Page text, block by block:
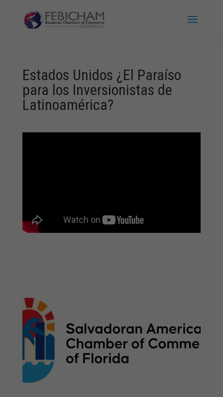
Estados Unidos ¿El Paraíso
para los Inversionistas de
Latinoamérica?